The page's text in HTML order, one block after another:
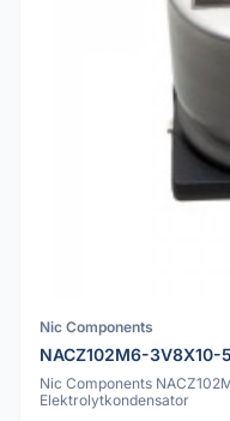
Nic Components
NACZ102M6-3V8X10-
Nic Components
Elektrolytkondensator